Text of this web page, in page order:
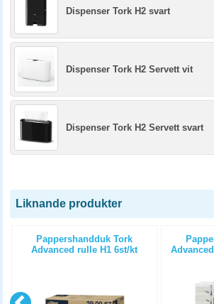
Dispenser Tork H2 svart
Dispenser Tork H2 Servett vit
Dispenser Tork H2 Servett svart
Liknande produkter
Pappershandduk Tork
Advanced rulle H1 6st/kt